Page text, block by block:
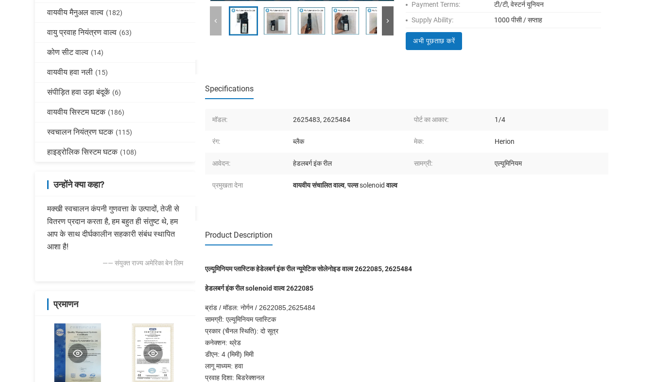
वायवीय मैनुअल वाल्व (182)
वायु प्रवाह नियंत्रण वाल्व (63)
कोण सीट वाल्व (14)
वायवीय हवा नली (15)
संपीड़ित हवा उड़ा बंदूकें (6)
वायवीय सिस्टम घटक (186)
स्वचालन नियंत्रण घटक (115)
हाइड्रोलिक सिस्टम घटक (108)
उन्होंने क्या कहा?
मक्खी स्वचालन कंपनी गुणवत्ता के उत्पादों, तेजी से
वितरण प्रदान करता है, हम बहुत ही संतुष्ट थे, हम
आप के साथ दीर्घकालीन सहकारी संबंध स्थापित
आशा है!
—— संयुक्त राज्य अमेरिका बेन लिम
प्रमाणन
Payment Terms:
टी/टी, वेस्टर्न यूनियन
Supply Ability:
1000 पीसी / सप्ताह
अभी पूछताछ करें
Specifications
मॉडल: 2625483, 2625484 पोर्ट का आकार: 1/4
रंग: ब्लैक मेक: Herion
आवेदन: हेडलबर्ग इंक रील सामग्री: एल्यूमिनियम
प्रमुखता देना वायवीय संचालित वाल्व,पल्स solenoid वाल्व
Product Description
एल्यूमिनियम प्लास्टिक हेडेलबर्ग इंक रील न्यूमेटिक सोलेनोइड वाल्व 2622085, 2625484
हेडलबर्ग इंक रील solenoid वाल्व 2622085
ब्रांड / मॉडल: नोर्गन / 2622085,2625484
सामग्री: एल्यूमिनियम प्लास्टिक
प्रकार (चैनल स्थिति): दो सूत्र
कनेक्शन: थ्रेड
डीएन: 4 (मिमी) मिमी
लागू माध्यम: हवा
प्रवाह दिशा: बिडरेक्शनल